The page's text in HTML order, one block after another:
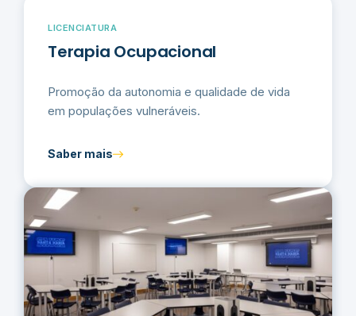
LICENCIATURA
Terapia Ocupacional
Promoção da autonomia e qualidade de vida
em populações vulneráveis.
Saber mais